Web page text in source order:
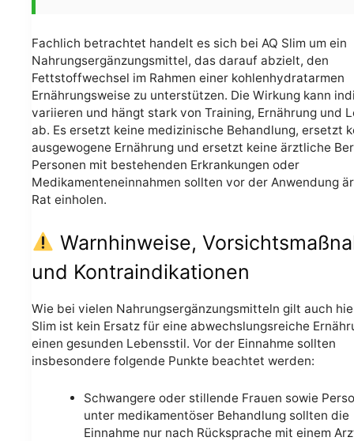
Fachlich betrachtet handelt es sich bei AQ Slim um ein
Nahrungsergänzungsmittel, das darauf abzielt, den
Fettstoffwechsel im Rahmen einer kohlenhydratarmen
Ernährungsweise zu unterstützen. Die Wirkung kann
variieren und hängt stark von Training, Ernährung und
ab. Es ersetzt keine medizinische Behandlung, ersetzt
ausgewogene Ernährung und ersetzt keine ärztliche
Personen mit bestehenden Erkrankungen oder
Medikamenteneinnahmen sollten vor der Anwendung
Rat einholen.
Warnhinweise,
und Kontraindikationen
Wie bei vielen Nahrungsergänzungsmitteln gilt auch
Slim ist kein Ersatz für eine abwechslungsreiche
einen gesunden Lebensstil. Vor der Einnahme sollten
insbesondere folgende Punkte beachtet werden:
Schwangere oder stillende Frauen sowie
unter medikamentöser Behandlung sollten die
Einnahme nur nach Rücksprache mit einem